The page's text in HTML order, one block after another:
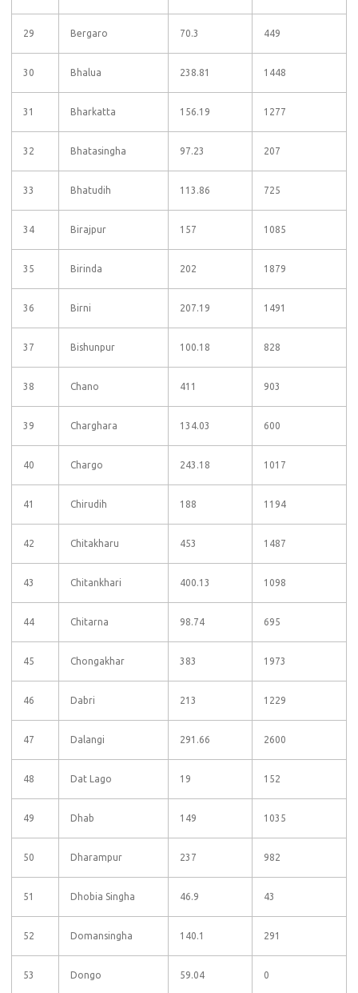
29 Bergaro 70.3 449
30 Bhalua 238.81 1448
31 Bharkatta 156.19 1277
32 Bhatasingha 97.23 207
33 Bhatudih 113.86 725
34 Birajpur 157 1085
35 Birinda 202 1879
36 Birni 207.19 1491
37 Bishunpur 100.18 828
38 Chano 411 903
39 Charghara 134.03 600
40 Chargo 243.18 1017
41 Chirudih 188 1194
42 Chitakharu 453 1487
43 Chitankhari 400.13 1098
44 Chitarna 98.74 695
45 Chongakhar 383 1973
46 Dabri 213 1229
47 Dalangi 291.66 2600
48 Dat Lago 19 152
49 Dhab 149 1035
50 Dharampur 237 982
51 Dhobia Singha 46.9 43
52 Domansingha 140.1 291
53 Dongo 59.04 0